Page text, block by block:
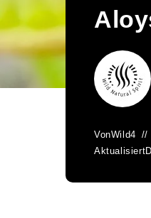
VonWild4
Aktualisiert